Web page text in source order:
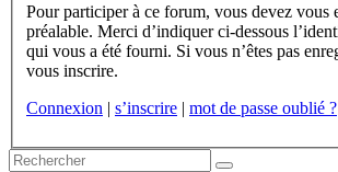
Pour participer à ce forum, vous devez vous enregistrer au
préalable. Merci d’indiquer ci-dessous l’identifiant personnel
qui vous a été fourni. Si vous n’êtes pas enregistré, vous devez
vous inscrire.
Connexion | s’inscrire | mot de passe oublié ?